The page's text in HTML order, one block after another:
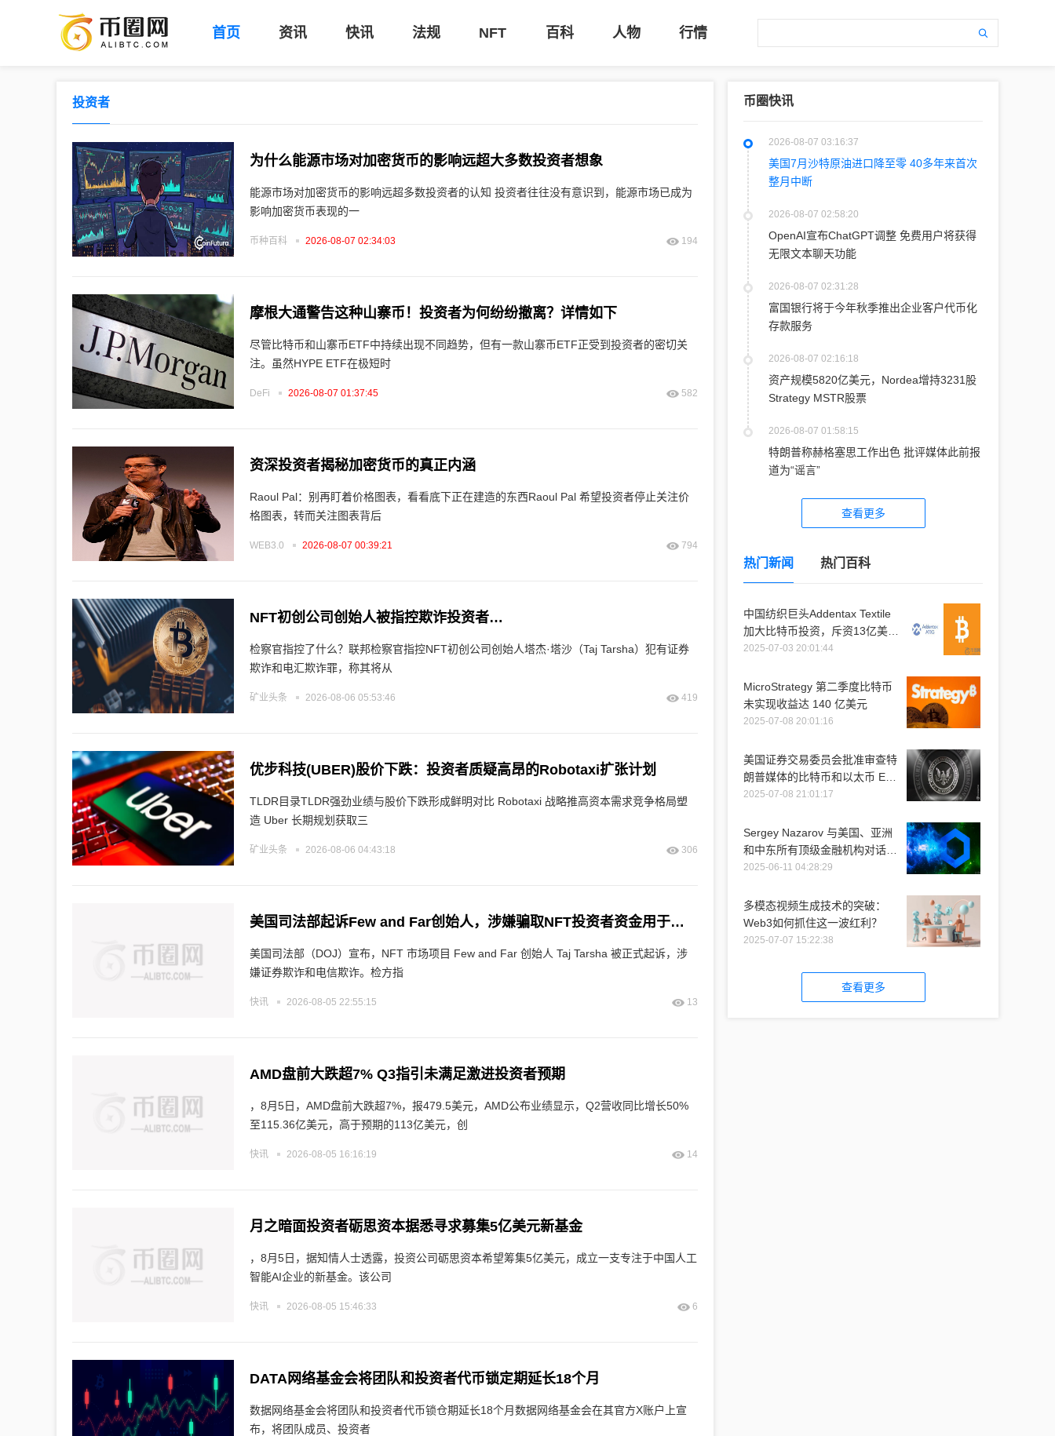
币
网
区
块
链
数
货
实
时
平
首页 资讯 快讯 法规 NFT 百科 人物 行情
投资者
为什么能源市场对加密货币的影响远超大多数投资者想象
能源市场对加密货币的影响远超多数投资者的认知 投资者往往没有意识到，能源市场已成为
影响加密货币表现的一
币种百科 2026-08-07 02:34:03 194
摩根大通警告这种山寨币！投资者为何纷纷撤离？详情如下
尽管比特币和山寨币ETF中持续出现不同趋势，但有一款山寨币ETF正受到投资者的密切关
注。虽然HYPE ETF在极短时
DeFi 2026-08-07 01:37:45 582
资深投资者揭秘加密货币的真正内涵
Raoul Pal：别再盯着价格图表，看看底下正在建造的东西Raoul Pal 希望投资者停止关注价
格图表，转而关注图表背后
WEB3.0 2026-08-07 00:39:21 794
NFT初创公司创始人被指控欺诈投资者…
检察官指控了什么？联邦检察官指控NFT初创公司创始人塔杰·塔沙（Taj Tarsha）犯有证券
欺诈和电汇欺诈罪，称其将从
矿业头条 2026-08-06 05:53:46 419
优步科技(UBER)股价下跌：投资者质疑高昂的Robotaxi扩张计划
TLDR目录TLDR强劲业绩与股价下跌形成鲜明对比 Robotaxi 战略推高资本需求竞争格局塑
造 Uber 长期规划获取三
矿业头条 2026-08-06 04:43:18 306
美国司法部起诉Few and Far创始人，涉嫌骗取NFT投资者资金用于个人享乐
美国司法部（DOJ）宣布，NFT 市场项目 Few and Far 创始人 Taj Tarsha 被正式起诉，涉
嫌证券欺诈和电信欺诈。检方指
快讯 2026-08-05 22:55:15 13
AMD盘前大跌超7% Q3指引未满足激进投资者预期
，8月5日，AMD盘前大跌超7%，报479.5美元，AMD公布业绩显示，Q2营收同比增长50%
至115.36亿美元，高于预期的113亿美元，创
快讯 2026-08-05 16:16:19 14
月之暗面投资者砺思资本据悉寻求募集5亿美元新基金
，8月5日，据知情人士透露，投资公司砺思资本希望筹集5亿美元，成立一支专注于中国人工
智能AI企业的新基金。该公司
快讯 2026-08-05 15:46:33 6
DATA网络基金会将团队和投资者代币锁定期延长18个月
数据网络基金会将团队和投资者代币锁仓期延长18个月数据网络基金会在其官方X账户上宣
布，将团队成员、投资者
币圈快讯
2026-08-07 03:16:37
美国7月沙特原油进口降至零 40多年来首次
整月中断
2026-08-07 02:58:20
OpenAI宣布ChatGPT调整 免费用户将获得
无限文本聊天功能
2026-08-07 02:31:28
富国银行将于今年秋季推出企业客户代币化
存款服务
2026-08-07 02:16:18
资产规模5820亿美元，Nordea增持3231股
Strategy MSTR股票
2026-08-07 01:58:15
特朗普称赫格塞思工作出色 批评媒体此前报
道为“谣言”
查看更多
热门新闻 热门百科
中国纺织巨头Addentax Textile
加大比特币投资，斥资13亿美元
购入1.2万枚比特币
2025-07-03 20:01:44
MicroStrategy 第二季度比特币
未实现收益达 140 亿美元
2025-07-08 20:01:16
美国证券交易委员会批准审查特
朗普媒体的比特币和以太币 ETF
推介
2025-07-08 21:01:17
Sergey Nazarov 与美国、亚洲
和中东所有顶级金融机构对话时
提到 Chainlink
2025-06-11 04:28:29
多模态视频生成技术的突破：
Web3如何抓住这一波红利？
2025-07-07 15:22:38
查看更多